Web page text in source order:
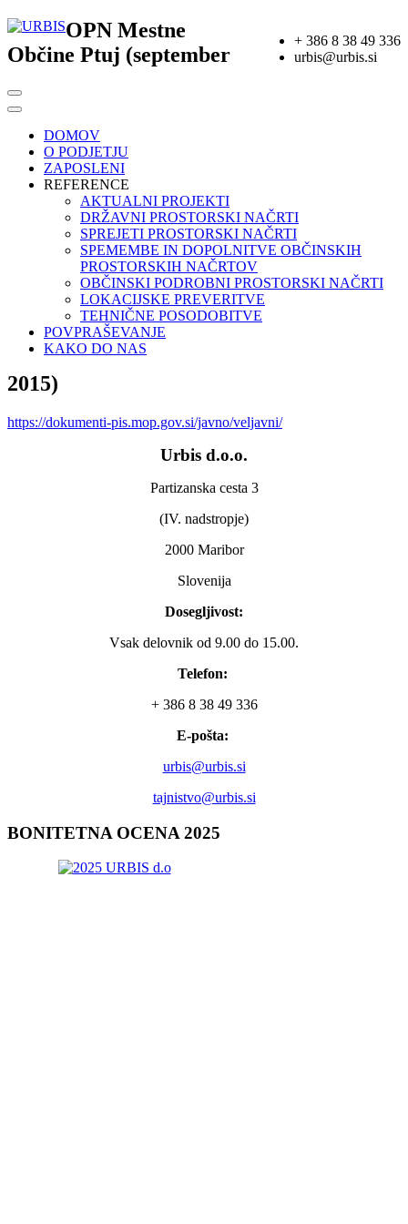
+ 386 8 38 49 336
urbis@urbis.si
DOMOV
O PODJETJU
ZAPOSLENI
REFERENCE
AKTUALNI PROJEKTI
DRŽAVNI PROSTORSKI NAČRTI
SPREJETI PROSTORSKI NAČRTI
SPEMEMBE IN DOPOLNITVE OBČINSKIH
PROSTORSKIH NAČRTOV
OBČINSKI PODROBNI PROSTORSKI NAČRTI
LOKACIJSKE PREVERITVE
TEHNIČNE POSODOBITVE
POVPRAŠEVANJE
KAKO DO NAS
OPN Mestne
Občine Ptuj (september
2015)
https://dokumenti-pis.mop.gov.si/javno/veljavni/
Urbis d.o.o.
Partizanska cesta 3
(IV. nadstropje)
2000 Maribor
Slovenija
Dosegljivost:
Vsak delovnik od 9.00 do 15.00.
Telefon:
+ 386 8 38 49 336
E-pošta:
urbis@urbis.si
tajnistvo@urbis.si
BONITETNA OCENA 2025